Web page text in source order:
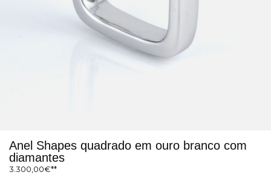
Anel Shapes quadrado em ouro branco com
diamantes
3.300,00€